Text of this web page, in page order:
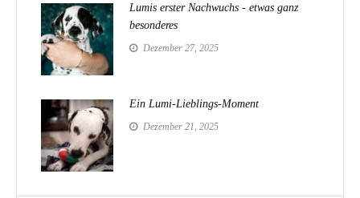
Lumis erster Nachwuchs - etwas ganz
besonderes
Dezember 27, 2025
Ein Lumi-Lieblings-Moment
Dezember 21, 2025